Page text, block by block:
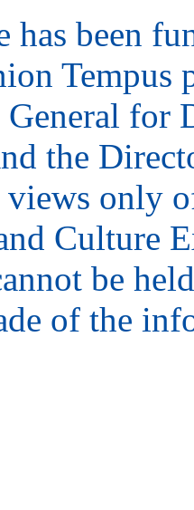
has been
Tempus
for
the
only
Culture
be
of the